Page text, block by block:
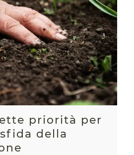
priorità per
della